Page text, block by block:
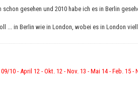
schon gesehen und 2010 habe ich es in Berlin
... in Berlin wie in London, wobei es in London
10 - April 12 - Okt. 12 - Nov. 13 - Mai 14 - Feb. 15 -